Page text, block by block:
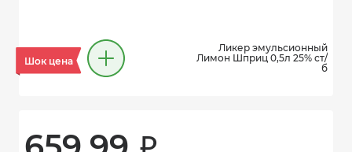
Шок цена
Ликер эмульсионный
Лимон Шприц 0,5л 25% ст/
б